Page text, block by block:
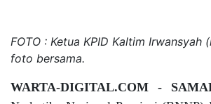
FOTO : Ketua KPID Kaltim Irwansyah
foto bersama.
WARTA-DIGITAL.COM -